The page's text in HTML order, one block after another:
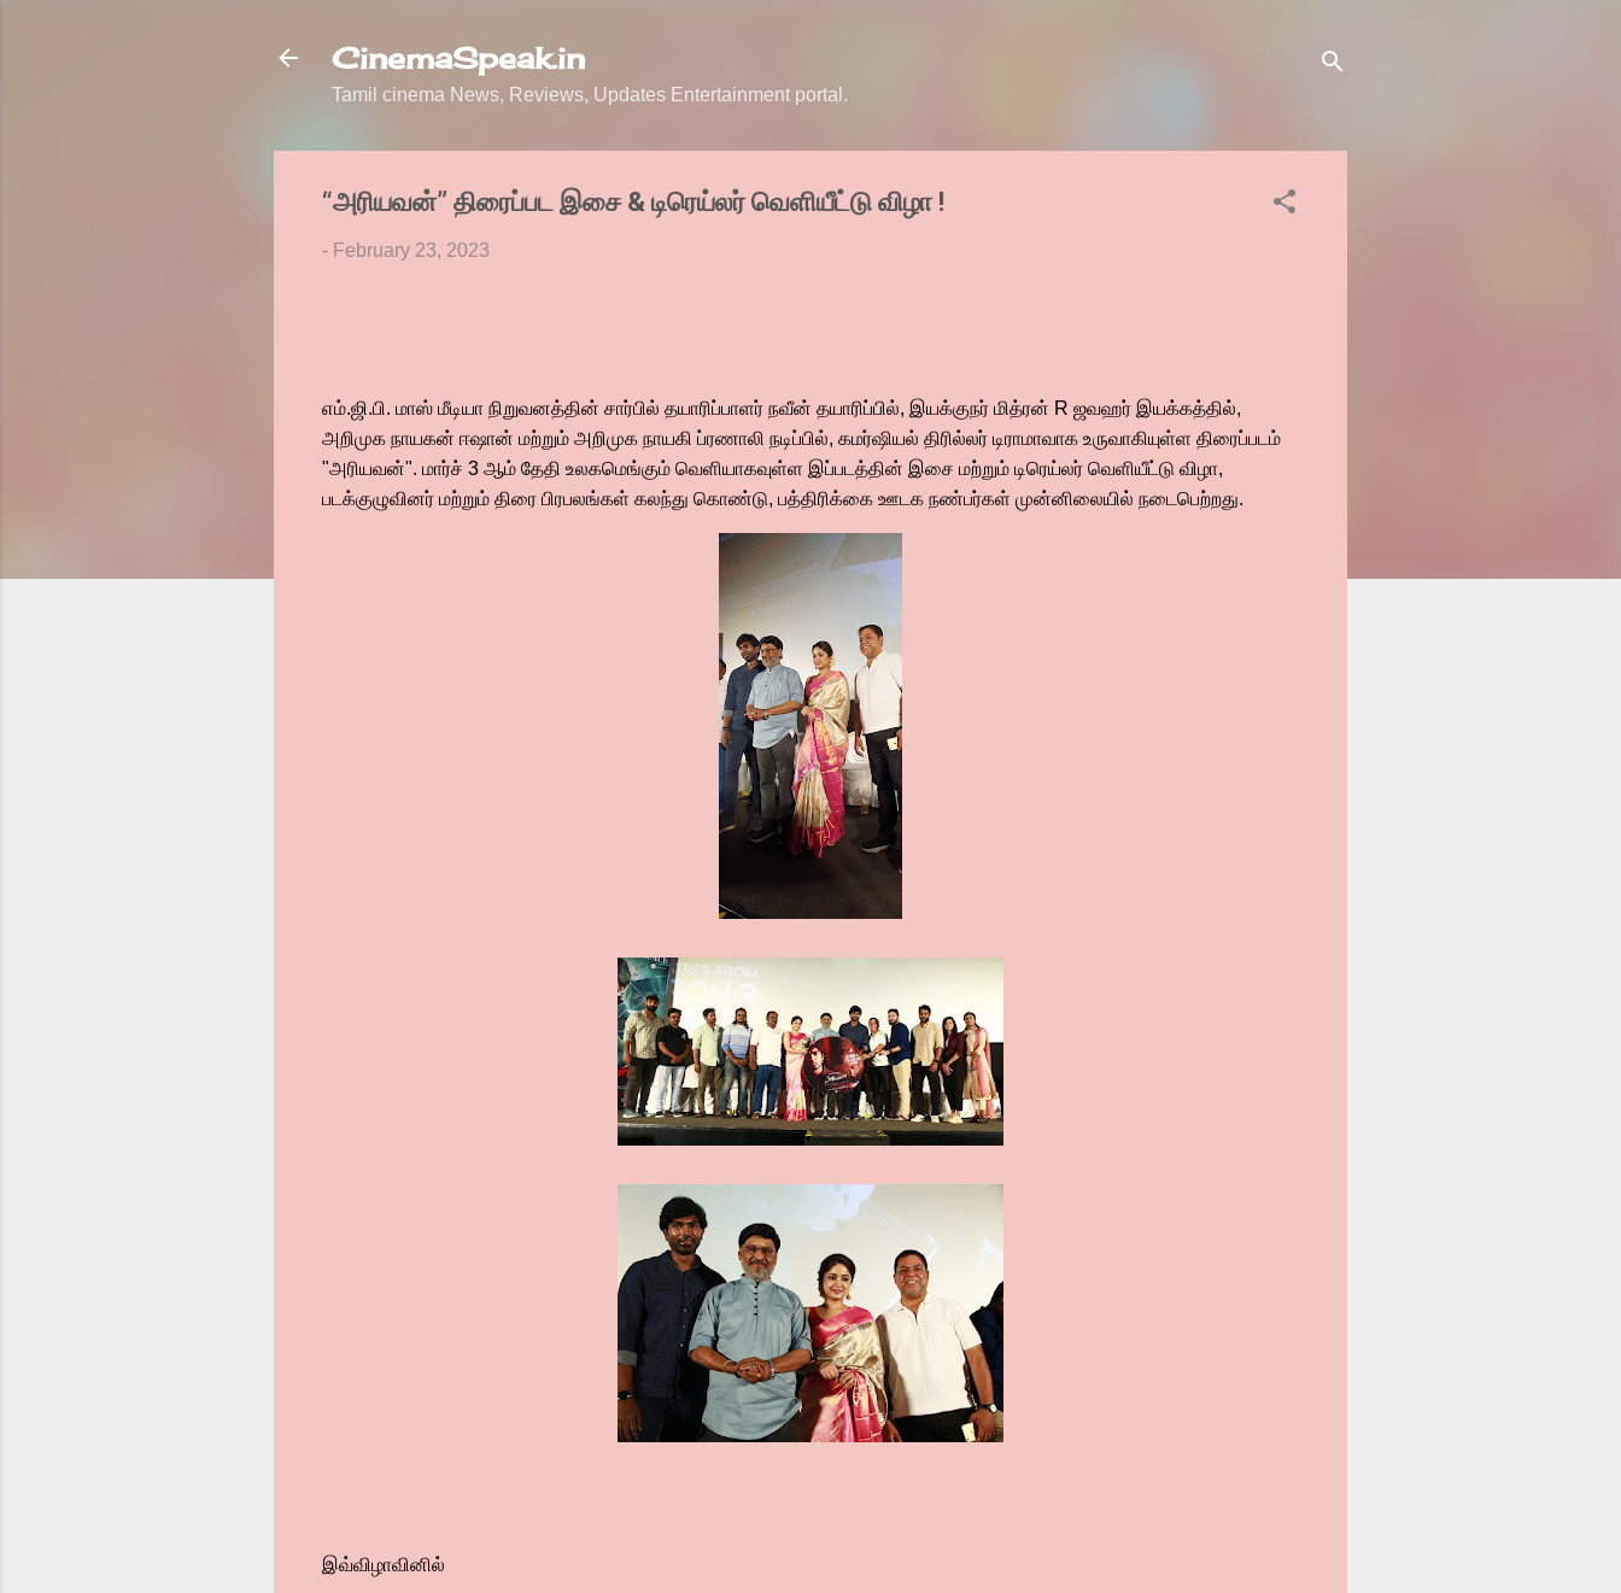
CinemaSpeak.in
Tamil cinema News, Reviews, Updates Entertainment portal.
“அரியவன்” திரைப்பட இசை & டிரெய்லர் வெளியீட்டு விழா !
- February 23, 2023
எம்.ஜி.பி. மாஸ் மீடியா நிறுவனத்தின் சார்பில் தயாரிப்பாளர் நவீன் தயாரிப்பில், இயக்குநர் மித்ரன் R ஜவஹர் இயக்கத்தில்,
அறிமுக நாயகன் ஈஷான் மற்றும் அறிமுக நாயகி ப்ரணாலி நடிப்பில், கமர்ஷியல் திரில்லர் டிராமாவாக உருவாகியுள்ள திரைப்படம்
"அரியவன்". மார்ச் 3 ஆம் தேதி உலகமெங்கும் வெளியாகவுள்ள இப்படத்தின் இசை மற்றும் டிரெய்லர் வெளியீட்டு விழா,
படக்குழுவினர் மற்றும் திரை பிரபலங்கள் கலந்து கொண்டு, பத்திரிக்கை ஊடக நண்பர்கள் முன்னிலையில் நடைபெற்றது.
இவ்விழாவினில்